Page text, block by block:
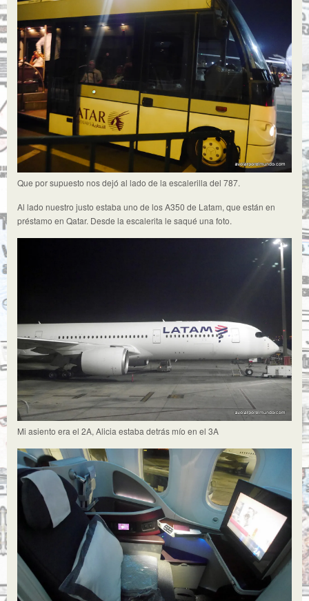
Que por supuesto nos dejó al lado de la escalerilla del 787.
Al lado nuestro justo estaba uno de los A350 de Latam, que están en
préstamo en Qatar. Desde la escalerita le saqué una foto.
Mi asiento era el 2A, Alicia estaba detrás mío en el 3A